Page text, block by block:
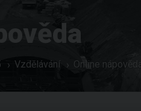
Vzdělávání Online nápověda